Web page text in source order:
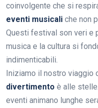
coinvolgente che si
eventi musicali che non
Questi festival son veri e
musica e la cultura si
indimenticabili.
Iniziamo il nostro viaggio
divertimento è alle
eventi animano lunghe